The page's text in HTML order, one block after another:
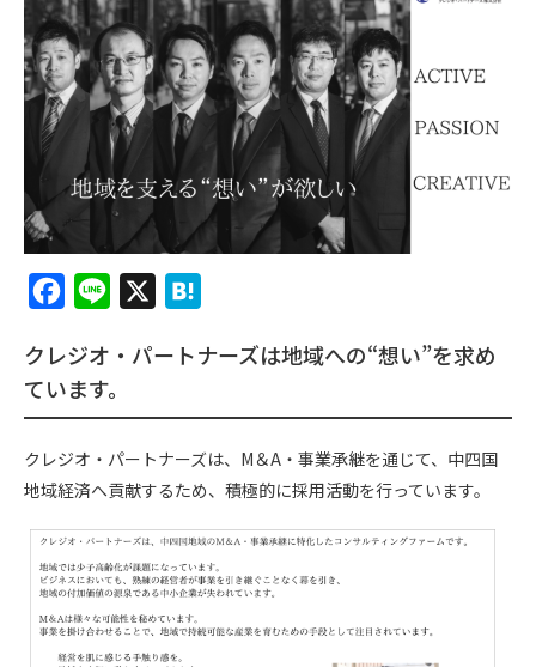
c
e
o
o
k
n
e
t
a
クレジオ・パートナーズは地域への“想い”を求め
ています。
クレジオ・パートナーズは、M＆A・事業承継を通じて、中四国
地域経済へ貢献するため、積極的に採用活動を行っています。